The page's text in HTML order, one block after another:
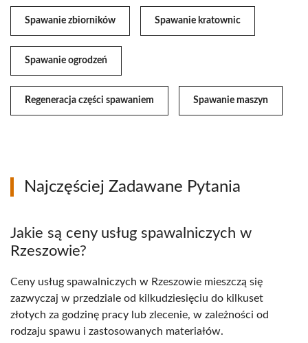
Spawanie zbiorników Spawanie kratownic
Spawanie ogrodzeń
Regeneracja części spawaniem Spawanie maszyn
Najczęściej Zadawane Pytania
Jakie są ceny usług spawalniczych w
Rzeszowie?
Ceny usług spawalniczych w Rzeszowie mieszczą się
zazwyczaj w przedziale od kilkudziesięciu do kilkuset
złotych za godzinę pracy lub zlecenie, w zależności od
rodzaju spawu i zastosowanych materiałów.